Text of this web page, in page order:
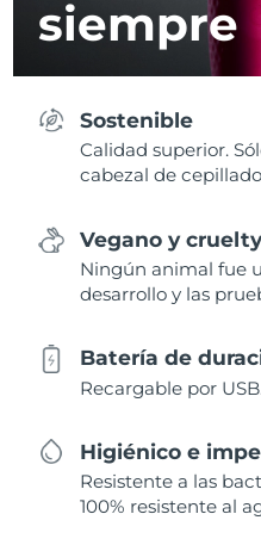
siempre
Sostenible
Calidad superior.
cabezal de
Vegano y
Ningún animal fue
desarrollo y las
Batería de
Recargable por
Higiénico e
Resistente a las
100% resistente al